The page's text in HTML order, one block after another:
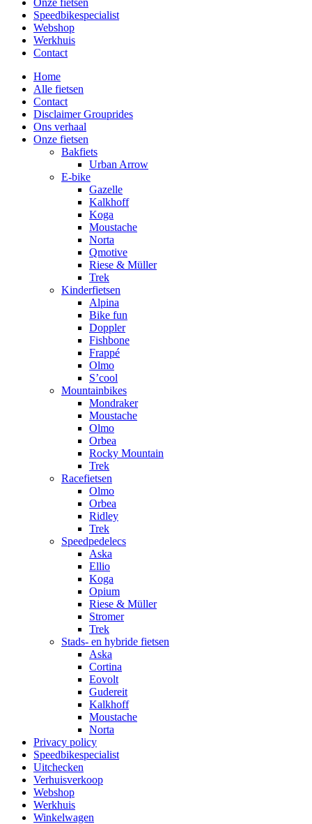
Onze fietsen
Speedbikespecialist
Webshop
Werkhuis
Contact
Home
Alle fietsen
Contact
Disclaimer Grouprides
Ons verhaal
Onze fietsen
Bakfiets
Urban Arrow
E-bike
Gazelle
Kalkhoff
Koga
Moustache
Norta
Qmotive
Riese & Müller
Trek
Kinderfietsen
Alpina
Bike fun
Doppler
Fishbone
Frappé
Olmo
S’cool
Mountainbikes
Mondraker
Moustache
Olmo
Orbea
Rocky Mountain
Trek
Racefietsen
Olmo
Orbea
Ridley
Trek
Speedpedelecs
Aska
Ellio
Koga
Opium
Riese & Müller
Stromer
Trek
Stads- en hybride fietsen
Aska
Cortina
Eovolt
Gudereit
Kalkhoff
Moustache
Norta
Privacy policy
Speedbikespecialist
Uitchecken
Verhuisverkoop
Webshop
Werkhuis
Winkelwagen